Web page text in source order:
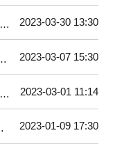
2023-03-30 13:30
2023-03-07 15:30
2023-03-01 11:14
2023-01-09 17:30